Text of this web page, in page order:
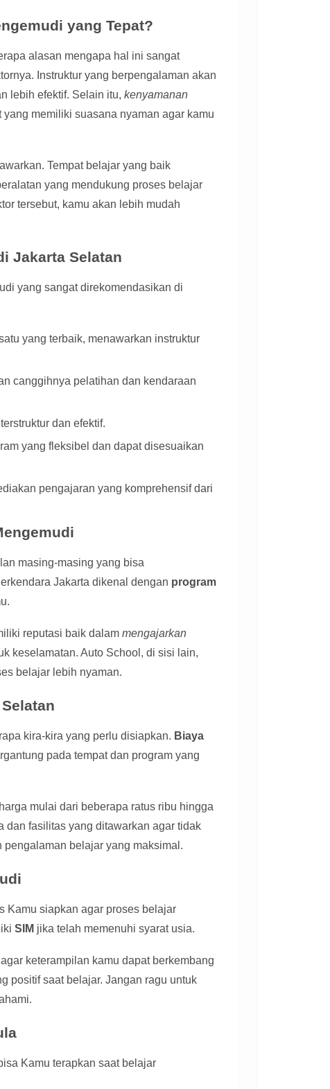
yang Tepat?
alasan mengapa hal ini sangat
Instruktur yang berpengalaman akan
lebih efektif. Selain itu, kenyamanan
memiliki suasana nyaman agar kamu
Tempat belajar yang baik
yang mendukung proses belajar
tersebut, kamu akan lebih mudah
Jakarta Selatan
yang sangat direkomendasikan di
yang terbaik, menawarkan instruktur
canggihnya pelatihan dan kendaraan
dan efektif.
yang fleksibel dan dapat disesuaikan
pengajaran yang komprehensif dari
masing-masing yang bisa
Jakarta dikenal dengan program
reputasi baik dalam mengajarkan
keselamatan. Auto School, di sisi lain,
belajar lebih nyaman.
kira-kira yang perlu disiapkan. Biaya
pada tempat dan program yang
mulai dari beberapa ratus ribu hingga
dan fasilitas yang ditawarkan agar tidak
belajar yang maksimal.
Kamu siapkan agar proses belajar
SIM jika telah memenuhi syarat usia.
keterampilan kamu dapat berkembang
positif saat belajar. Jangan ragu untuk
Kamu terapkan saat belajar